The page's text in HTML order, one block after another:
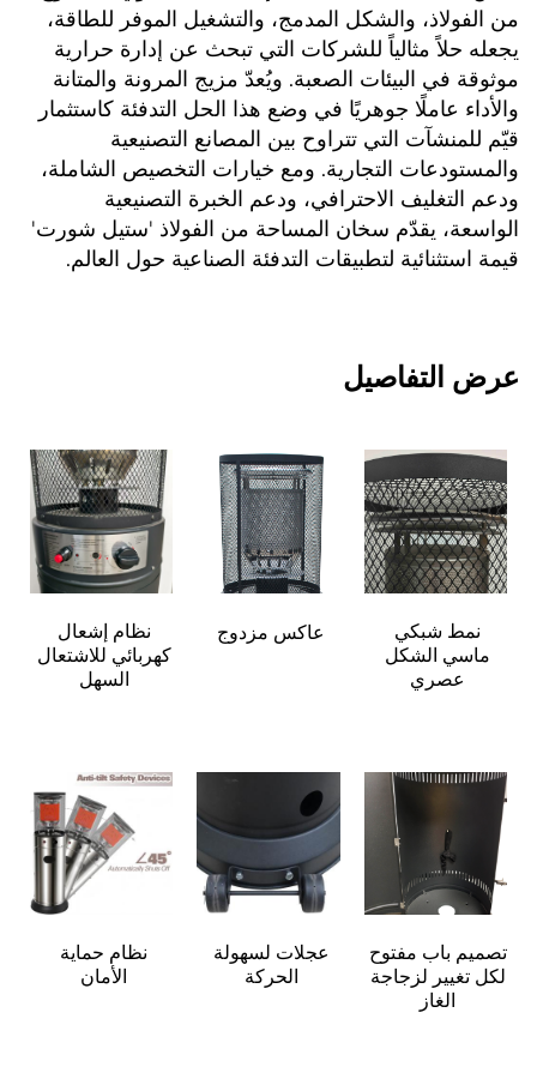
من الفولاذ، والشكل المدمج، والتشغيل الموفر للطاقة،
يجعله حلاً مثالياً للشركات التي تبحث عن إدارة حرارية
موثوقة في البيئات الصعبة. ويُعدّ مزيج المرونة والمتانة
والأداء عاملًا جوهريًا في وضع هذا الحل التدفئة كاستثمار
قيّم للمنشآت التي تتراوح بين المصانع التصنيعية
والمستودعات التجارية. ومع خيارات التخصيص الشاملة،
ودعم التغليف الاحترافي، ودعم الخبرة التصنيعية
الواسعة، يقدّم سخان المساحة من الفولاذ 'ستيل شورت'
قيمة استثنائية لتطبيقات التدفئة الصناعية حول العالم.
عرض التفاصيل
نمط شبكي
ماسي الشكل
عصري
عاكس مزدوج
نظام إشعال
كهربائي للاشتعال
السهل
تصميم باب مفتوح
لكل تغيير لزجاجة
الغاز
عجلات لسهولة
الحركة
نظام حماية
الأمان